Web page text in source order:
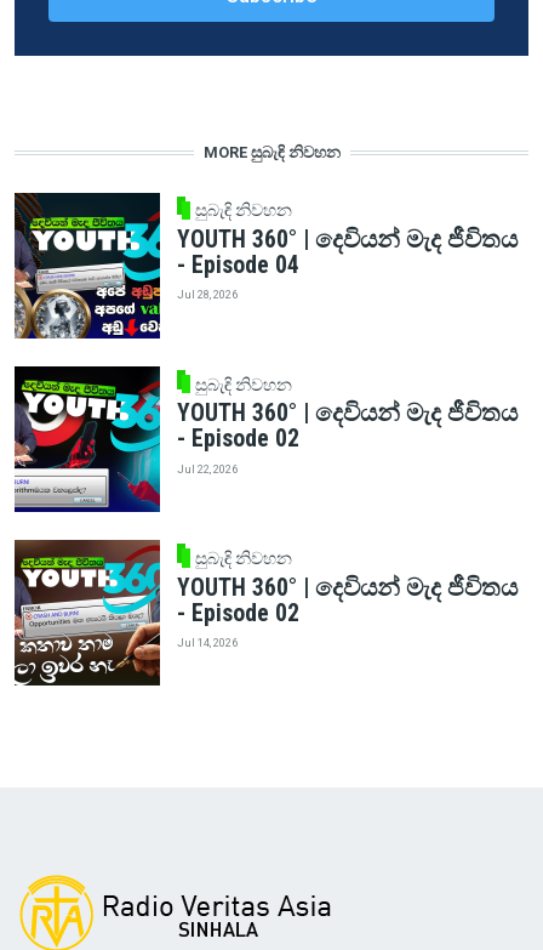
MORE සුබැඳි නිවහන
සුබැඳි නිවහන
YOUTH 360° | දෙවියන් මැද ජීවිතය
- Episode 04
Jul 28, 2026
සුබැඳි නිවහන
YOUTH 360° | දෙවියන් මැද ජීවිතය
- Episode 02
Jul 22, 2026
සුබැඳි නිවහන
YOUTH 360° | දෙවියන් මැද ජීවිතය
- Episode 02
Jul 14, 2026